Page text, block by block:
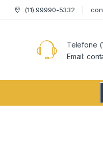
(11) 99990-5332
Telefone
Email: